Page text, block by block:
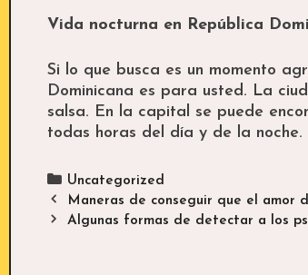
Vida nocturna en República
Si lo que busca es un momento
Dominicana es para usted. La
salsa. En la capital se puede
todas horas del día y de la
Categories
Uncategorized
Post
navigation
Maneras de conseguir que el amor
Algunas formas de detectar a los